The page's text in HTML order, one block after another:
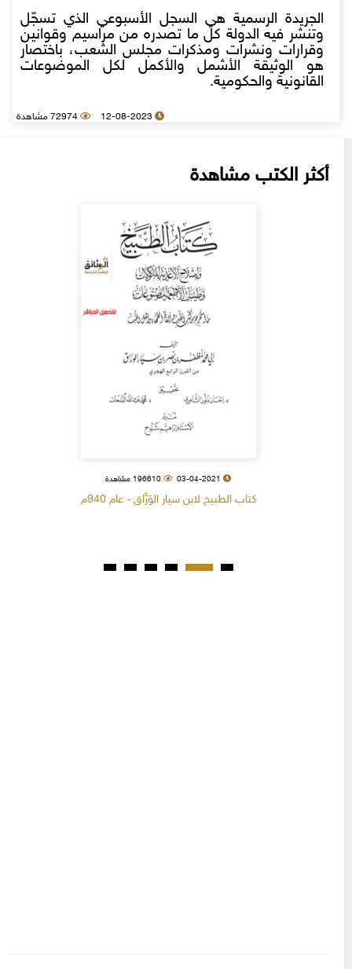
الجريدة الرسمية هي السجل الأسبوعي الذي تسجّل
وتنشر فيه الدولة كل ما تصدره من مراسيم وقوانين
وقرارات ونشرات ومذكرات مجلس الشعب، باختصار
هو الوثيقة الأشمل والأكمل لكل الموضوعات
القانونية والحكومية.
12-08-2023 72974 مشاهدة
أكثر الكتب مشاهدة
03-04-2021 196610 مشاهدة
كتاب الطبيخ لابن سيار الوَرَّاق - عام 940م